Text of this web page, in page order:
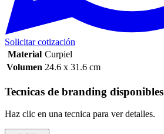
Solicitar cotización
Material Curpiel
Volumen 24.6 x 31.6 cm
Tecnicas de branding disponibles
Haz clic en una tecnica para ver detalles.